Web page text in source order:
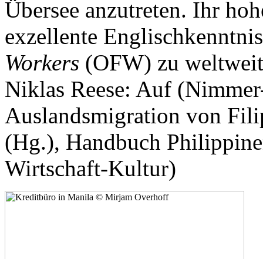
Übersee anzutreten. Ihr
exzellente
Workers (OFW) zu
Niklas Reese: Auf
Auslandsmigration von
(Hg.), Handbuch
Wirtschaft-Kultur)